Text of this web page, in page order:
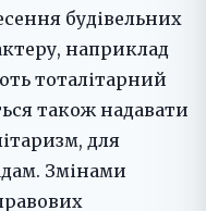
будівельних
наприклад
тоталітарний
також надавати
для
Змінами